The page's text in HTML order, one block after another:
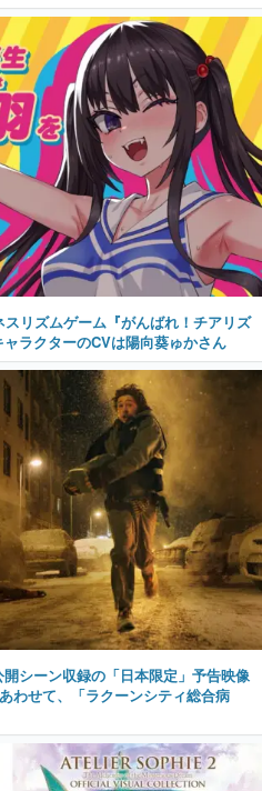
リズムゲーム『がんばれ！チアリズ
ラクターのCVは陽向葵ゅかさん
シーン収録の「日本限定」予告映像
わせて、「ラクーンシティ総合病